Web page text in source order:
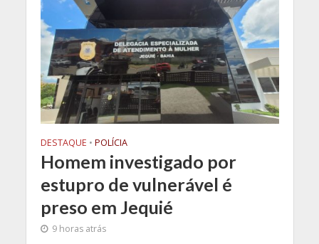
DESTAQUE • POLÍCIA
Homem investigado por
estupro de vulnerável é
preso em Jequié
9 horas atrás